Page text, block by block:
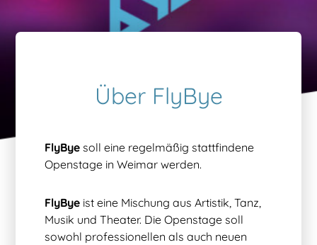
Über FlyBye
FlyByesoll eine regelmäßig stattfindene
Openstage in Weimar werden.
FlyByeist eine Mischung aus Artistik, Tanz,
Musik und Theater. Die Openstage soll
sowohl professionellen als auch neuen